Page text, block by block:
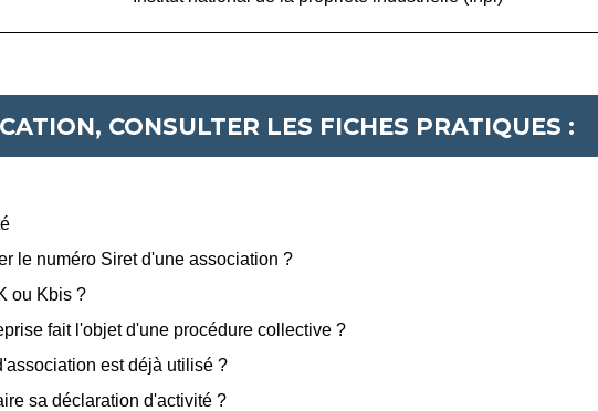
CONSULTER LES FICHES PRATIQUES :
le numéro Siret d'une association ?
ou Kbis ?
fait l'objet d'une procédure collective ?
est déjà utilisé ?
sa déclaration d'activité ?